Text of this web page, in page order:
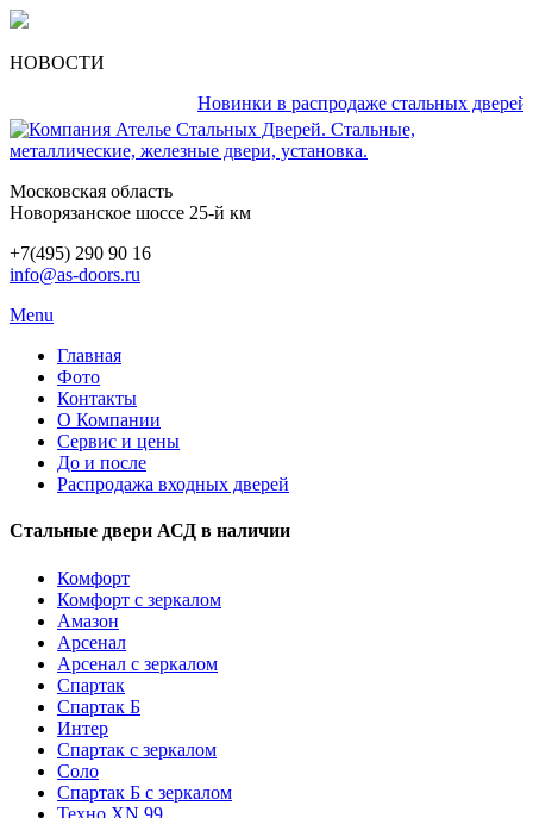
НОВОСТИ
Новинки в распродаже стальных дверей
Московская область
Новорязанское шоссе 25-й км
+7(495) 290 90 16
info@as-doors.ru
Menu
Главная
Фото
Контакты
О Компании
Сервис и цены
До и после
Распродажа входных дверей
Стальные двери АСД в наличии
Комфорт
Комфорт с зеркалом
Амазон
Арсенал
Арсенал с зеркалом
Спартак
Спартак Б
Интер
Спартак с зеркалом
Соло
Спартак Б с зеркалом
Техно XN 99